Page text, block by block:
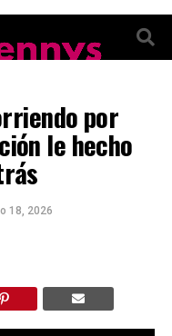
por
le hecho
18, 2026